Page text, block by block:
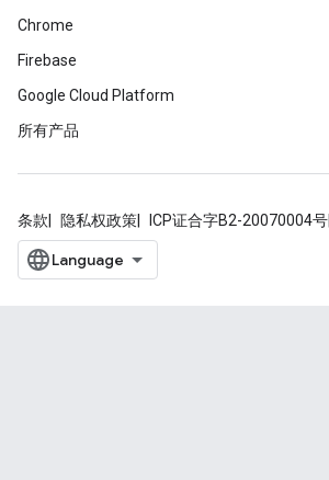
Chrome
Firebase
Google Cloud Platform
所有产品
条款 隐私权政策 ICP证合字B2-20070004号